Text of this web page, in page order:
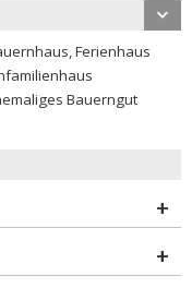
Ferienhaus
Bauerngut